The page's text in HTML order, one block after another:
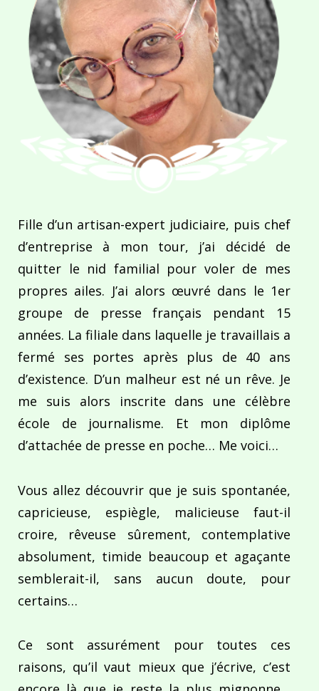
Fille d’un artisan-expert judiciaire, puis chef
d’entreprise à mon tour, j’ai décidé de
quitter le nid familial pour voler de mes
propres ailes. J’ai alors œuvré dans le 1er
groupe de presse français pendant 15
années. La filiale dans laquelle je travaillais a
fermé ses portes après plus de 40 ans
d’existence. D’un malheur est né un rêve. Je
me suis alors inscrite dans une célèbre
école de journalisme. Et mon diplôme
d’attachée de presse en poche… Me voici…
Vous allez découvrir que je suis spontanée,
capricieuse, espiègle, malicieuse faut-il
croire, rêveuse sûrement, contemplative
absolument, timide beaucoup et agaçante
semblerait-il, sans aucun doute, pour
certains…
Ce sont assurément pour toutes ces
raisons, qu’il vaut mieux que j’écrive, c’est